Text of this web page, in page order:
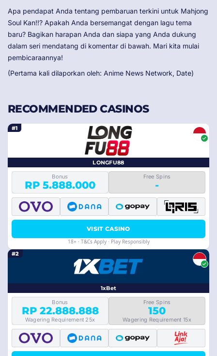
Apa pendapat Anda tentang pembaruan terkini untuk Mahjong
Soul Kan!!? Apakah Anda bersemangat dengan lagu tema
baru? Bagikan harapan Anda dan siapa yang Anda dukung
dalam seri mendatang di komentar di bawah. Mari kita mulai
pembicaraannya!
(Pertama kali dilaporkan oleh: Anime News Network, Date)
RECOMMENDED CASINOS
#1
LONGFU88
Bonus
RP 5.888.000
Free Spins
-
VISIT CASINO
18+ · T&Cs Apply · Play Responsibly
#2
1xBet
Bonus
RP 22.888.888
Wagering Requirement 25x
Free Spins
150
Wagering Requirement 15x